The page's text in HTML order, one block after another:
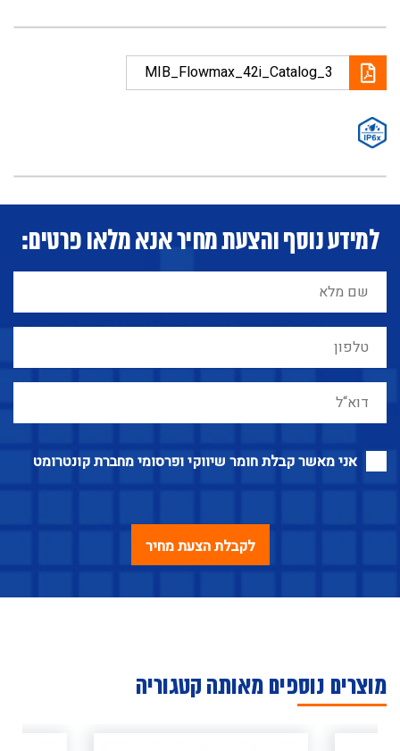
MIB_Flowmax_42i_Catalog_3
למידע נוסף והצעת מחיר אנא מלאו פרטים:
אני מאשר קבלת חומר שיווקי ופרסומי מחברת קונטרומט
מוצרים נוספים מאותה קטגוריה